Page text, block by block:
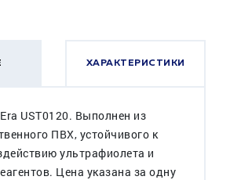
ХАРАКТЕРИСТИКИ
UST0120. Выполнен из
ПВХ, устойчивого к
ультрафиолета и
Цена указана за одну